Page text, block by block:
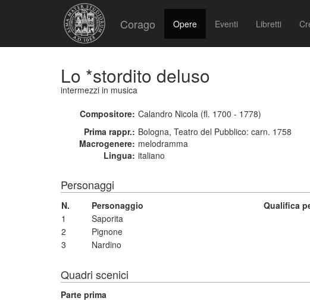
Corago Opere Eventi Libretti
Lo *stordito deluso
intermezzi in musica
Compositore: Calandro Nicola (fl. 1700 - 1778)
Prima rappr.: Bologna, Teatro del Pubblico: carn. 1758
Macrogenere: melodramma
Lingua: italiano
Personaggi
N. Personaggio Qualifica
1
Saporita
2
Pignone
3
Nardino
Quadri scenici
Parte prima